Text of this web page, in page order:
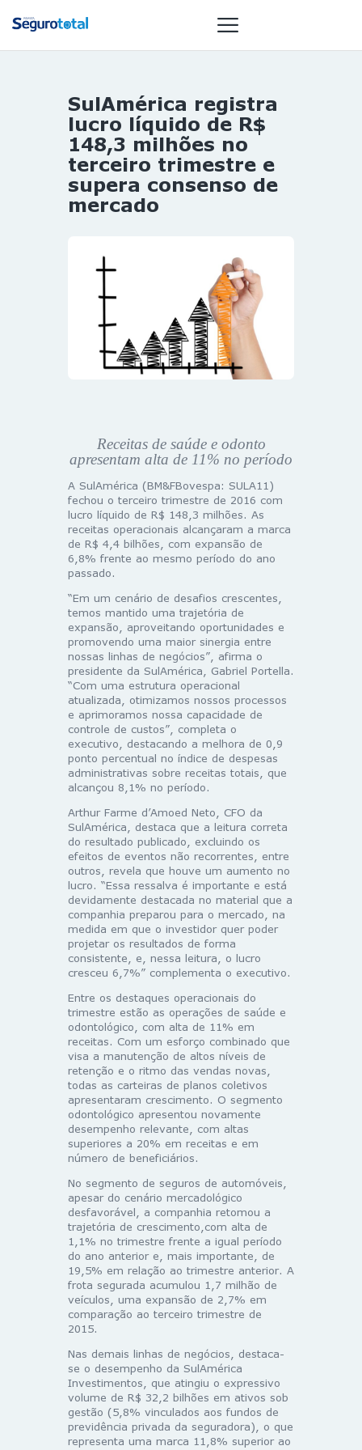
NOTÍCIAS
REVISTA
ESPECIAIS
GAIVOTA DE
OURO
MULHERES
GESTORAS
HOMEST
HOME
SulAmérica registra
lucro líquido de R$
148,3 milhões no
terceiro trimestre e
supera consenso de
mercado
Receitas de saúde e odonto
apresentam alta de 11% no período
A SulAmérica (BM&FBovespa: SULA11)
fechou o terceiro trimestre de 2016 com
lucro líquido de R$ 148,3 milhões. As
receitas operacionais alcançaram a marca
de R$ 4,4 bilhões, com expansão de
6,8% frente ao mesmo período do ano
passado.
“Em um cenário de desafios crescentes,
temos mantido uma trajetória de
expansão, aproveitando oportunidades e
promovendo uma maior sinergia entre
nossas linhas de negócios”, afirma o
presidente da SulAmérica, Gabriel Portella.
“Com uma estrutura operacional
atualizada, otimizamos nossos processos
e aprimoramos nossa capacidade de
controle de custos”, completa o
executivo, destacando a melhora de 0,9
ponto percentual no índice de despesas
administrativas sobre receitas totais, que
alcançou 8,1% no período.
Arthur Farme d’Amoed Neto, CFO da
SulAmérica, destaca que a leitura correta
do resultado publicado, excluindo os
efeitos de eventos não recorrentes, entre
outros, revela que houve um aumento no
lucro. “Essa ressalva é importante e está
devidamente destacada no material que a
companhia preparou para o mercado, na
medida em que o investidor quer poder
projetar os resultados de forma
consistente, e, nessa leitura, o lucro
cresceu 6,7%” complementa o executivo.
Entre os destaques operacionais do
trimestre estão as operações de saúde e
odontológico, com alta de 11% em
receitas. Com um esforço combinado que
visa a manutenção de altos níveis de
retenção e o ritmo das vendas novas,
todas as carteiras de planos coletivos
apresentaram crescimento. O segmento
odontológico apresentou novamente
desempenho relevante, com altas
superiores a 20% em receitas e em
número de beneficiários.
No segmento de seguros de automóveis,
apesar do cenário mercadológico
desfavorável, a companhia retomou a
trajetória de crescimento,com alta de
1,1% no trimestre frente a igual período
do ano anterior e, mais importante, de
19,5% em relação ao trimestre anterior. A
frota segurada acumulou 1,7 milhão de
veículos, uma expansão de 2,7% em
comparação ao terceiro trimestre de
2015.
Nas demais linhas de negócios, destaca-
se o desempenho da SulAmérica
Investimentos, que atingiu o expressivo
volume de R$ 32,2 bilhões em ativos sob
gestão (5,8% vinculados aos fundos de
previdência privada da seguradora), o que
representa uma marca 11,8% superior ao